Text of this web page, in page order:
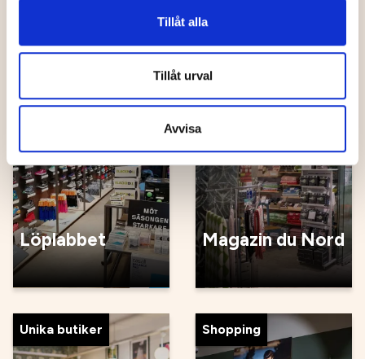
Tillåt alla
Tillåt urval
Avvisa
Grankvist
Göra
Löplabbet
Hantverk
Magazin du Nord
Unika butiker Shopping